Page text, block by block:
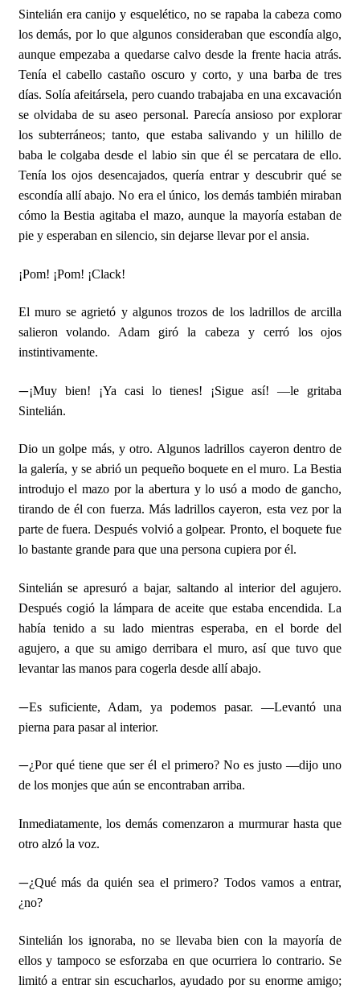
Sintelián era canijo y esquelético, no se rapaba la cabeza como
los demás, por lo que algunos consideraban que escondía algo,
aunque empezaba a quedarse calvo desde la frente hacia atrás.
Tenía el cabello castaño oscuro y corto, y una barba de tres
días. Solía afeitársela, pero cuando trabajaba en una excavación
se olvidaba de su aseo personal. Parecía ansioso por explorar
los subterráneos; tanto, que estaba salivando y un hilillo de
baba le colgaba desde el labio sin que él se percatara de ello.
Tenía los ojos desencajados, quería entrar y descubrir qué se
escondía allí abajo. No era el único, los demás también miraban
cómo la Bestia agitaba el mazo, aunque la mayoría estaban de
pie y esperaban en silencio, sin dejarse llevar por el ansia.
¡Pom! ¡Pom! ¡Clack!
El muro se agrietó y algunos trozos de los ladrillos de arcilla
salieron volando. Adam giró la cabeza y cerró los ojos
instintivamente.
—¡Muy bien! ¡Ya casi lo tienes! ¡Sigue así! —le gritaba
Sintelián.
Dio un golpe más, y otro. Algunos ladrillos cayeron dentro de
la galería, y se abrió un pequeño boquete en el muro. La Bestia
introdujo el mazo por la abertura y lo usó a modo de gancho,
tirando de él con fuerza. Más ladrillos cayeron, esta vez por la
parte de fuera. Después volvió a golpear. Pronto, el boquete fue
lo bastante grande para que una persona cupiera por él.
Sintelián se apresuró a bajar, saltando al interior del agujero.
Después cogió la lámpara de aceite que estaba encendida. La
había tenido a su lado mientras esperaba, en el borde del
agujero, a que su amigo derribara el muro, así que tuvo que
levantar las manos para cogerla desde allí abajo.
—Es suficiente, Adam, ya podemos pasar. —Levantó una
pierna para pasar al interior.
—¿Por qué tiene que ser él el primero? No es justo —dijo uno
de los monjes que aún se encontraban arriba.
Inmediatamente, los demás comenzaron a murmurar hasta que
otro alzó la voz.
—¿Qué más da quién sea el primero? Todos vamos a entrar,
¿no?
Sintelián los ignoraba, no se llevaba bien con la mayoría de
ellos y tampoco se esforzaba en que ocurriera lo contrario. Se
limitó a entrar sin escucharlos, ayudado por su enorme amigo;